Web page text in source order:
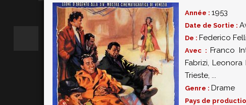
Année : 1953
Date de Sortie :
De : Federico
Avec : Franco
Fabrizi, Leonora
Trieste, ...
Genre : Drame
Pays de